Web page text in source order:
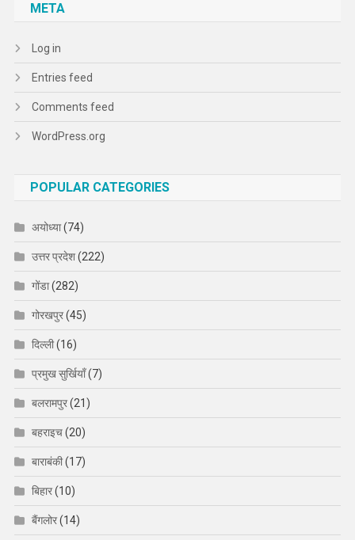
META
Log in
Entries feed
Comments feed
WordPress.org
POPULAR CATEGORIES
अयोध्या(74)
उत्तर प्रदेश(222)
गोंडा(282)
गोरखपुर(45)
दिल्ली(16)
प्रमुख सुर्खियाँ(7)
बलरामपुर(21)
बहराइच(20)
बाराबंकी(17)
बिहार(10)
बैंगलोर(14)